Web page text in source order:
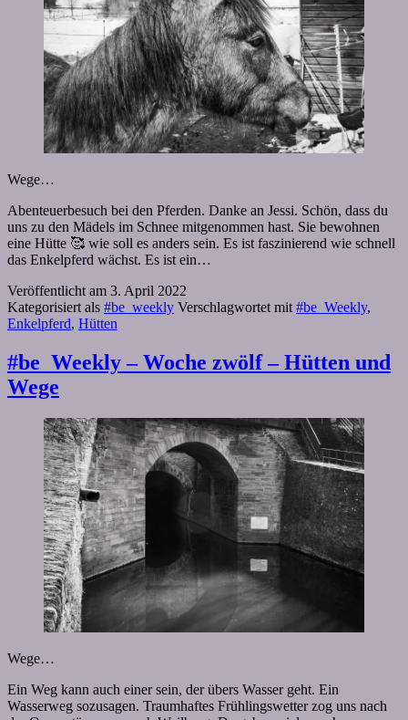
Wege…
Abenteuerbesuch bei den Pferden. Danke an Jessi. Schön, dass du
uns zu den Mädels im Schnee mitgenommen hast. Sie bewohnen
eine Hütte 🥰 wie soll es anders sein. Es ist faszinierend wie schnell
das Enkelpferd wächst. Es ist ein…
Veröffentlicht am 3. April 2022
Kategorisiert als #be_weekly Verschlagwortet mit #be_Weekly,
Enkelpferd, Hütten
#be_Weekly – Woche zwölf – Hütten und
Wege
Wege…
Ein Weg kann auch einer sein, der übers Wasser geht. Ein
Wasserweg sozusagen. Traumhaftes Frühlingswetter zog uns nach